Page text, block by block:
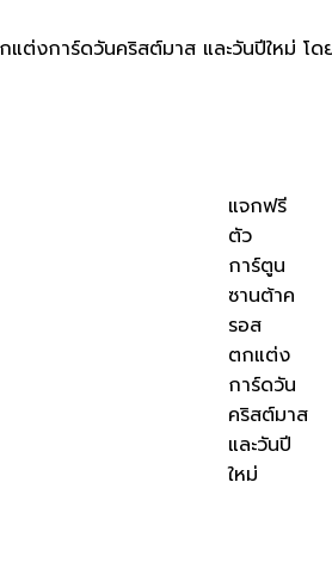
ต่งการ์ดวันคริสต์มาส และวันปีใหม่ โด
แจกฟรี
ตัว
การ์ตูน
ซานต้าค
รอส
ตกแต่ง
การ์ดวัน
คริสต์มาส
และวันปี
ใหม่